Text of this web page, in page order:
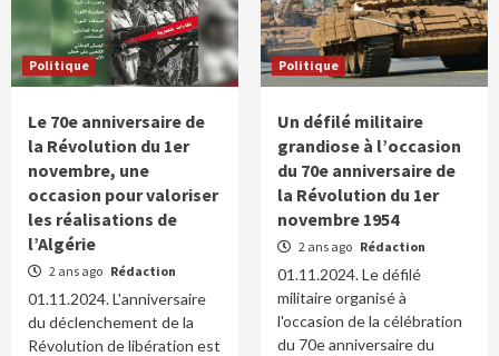
Politique
Le 70e anniversaire de
la Révolution du 1er
novembre, une
occasion pour valoriser
les réalisations de
l’Algérie
2 ans ago Rédaction
01.11.2024. L'anniversaire
du déclenchement de la
Révolution de libération est
Politique
Un défilé militaire
grandiose à l’occasion
du 70e anniversaire de
la Révolution du 1er
novembre 1954
2 ans ago Rédaction
01.11.2024. Le défilé
militaire organisé à
l'occasion de la célébration
du 70e anniversaire du